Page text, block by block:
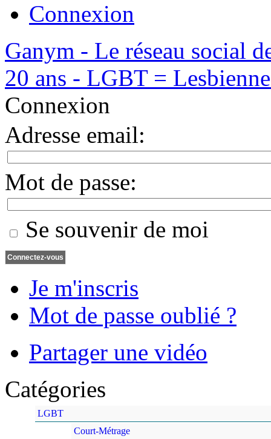
Connexion
Ganym - Le réseau social
20 ans - LGBT =
Connexion
Adresse email:
Mot de passe:
Se souvenir de moi
Je m'inscris
Mot de passe oublié ?
Partager une vidéo
Catégories
LGBT
Court-Métrage